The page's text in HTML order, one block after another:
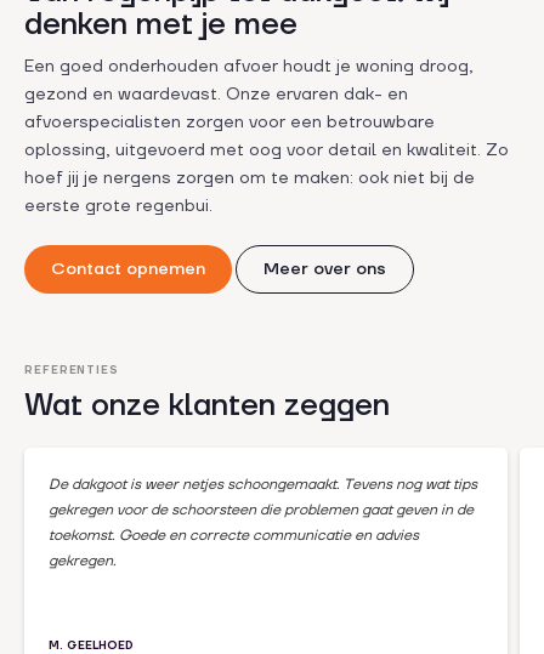
denken met je mee
Een goed onderhouden afvoer houdt je woning droog,
gezond en waardevast. Onze ervaren dak- en
afvoerspecialisten zorgen voor een betrouwbare
oplossing, uitgevoerd met oog voor detail en kwaliteit. Zo
hoef jij je nergens zorgen om te maken: ook niet bij de
eerste grote regenbui.
Contact opnemen Meer over ons
REFERENTIES
Wat onze klanten zeggen
M. GEELHOED
De dakgoot is weer netjes schoongemaakt. Tevens nog wat tips
gekregen voor de schoorsteen die problemen gaat geven in de
toekomst. Goede en correcte communicatie en advies
gekregen.